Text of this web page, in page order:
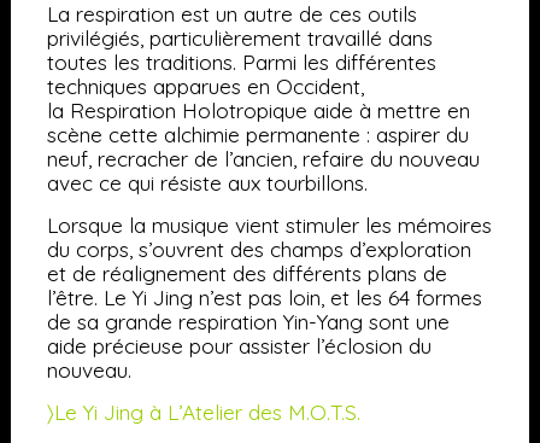
La respiration est un autre de ces outils
privilégiés, particulièrement travaillé dans
toutes les traditions. Parmi les différentes
techniques apparues en Occident,
la Respiration Holotropique aide à mettre en
scène cette alchimie permanente : aspirer du
neuf, recracher de l’ancien, refaire du nouveau
avec ce qui résiste aux tourbillons.
Lorsque la musique vient stimuler les mémoires
du corps, s’ouvrent des champs d’exploration
et de réalignement des différents plans de
l’être. Le Yi Jing n’est pas loin, et les 64 formes
de sa grande respiration Yin-Yang sont une
aide précieuse pour assister l’éclosion du
nouveau.
〉Le Yi Jing à L’Atelier des M.O.T.S.